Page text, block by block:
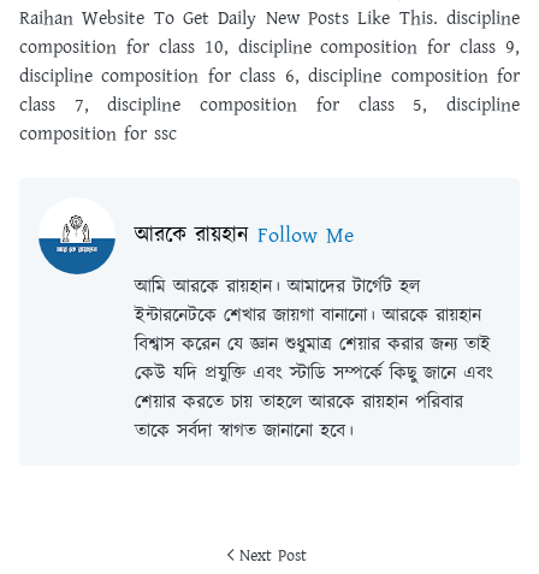
Raihan Website To Get Daily New Posts Like This. discipline
composition for class 10, discipline composition for class 9,
discipline composition for class 6, discipline composition for
class 7, discipline composition for class 5, discipline
composition for ssc
আরকে রায়হান Follow Me
আমি আরকে রায়হান। আমাদের টার্গেট হল
ইন্টারনেটকে শেখার জায়গা বানানো। আরকে রায়হান
বিশ্বাস করেন যে জ্ঞান শুধুমাত্র শেয়ার করার জন্য তাই
কেউ যদি প্রযুক্তি এবং স্টাডি সম্পর্কে কিছু জানে এবং
শেয়ার করতে চায় তাহলে আরকে রায়হান পরিবার
তাকে সর্বদা স্বাগত জানানো হবে।
Next Post